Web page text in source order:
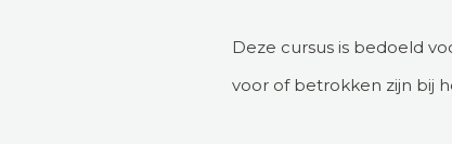
Deze cursus is bedoeld
voor of betrokken zijn bij